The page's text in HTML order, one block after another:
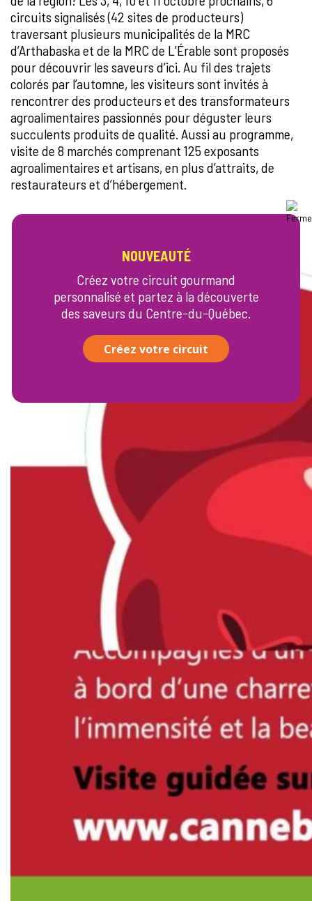
circuits signalisés (42 sites de producteurs)
traversant plusieurs municipalités de la MRC
d’Arthabaska et de la MRC de L’Érable sont proposés
pour découvrir les saveurs d’ici. Au fil des trajets
colorés par l’automne, les visiteurs sont invités à
rencontrer des producteurs et des transformateurs
agroalimentaires passionnés pour déguster leurs
succulents produits de qualité. Aussi au programme,
visite de 8 marchés comprenant 125 exposants
agroalimentaires et artisans, en plus d’attraits, de
restaurateurs et d’hébergement.
NOUVEAUTÉ
Créez votre circuit gourmand
personnalisé et partez à la découverte
des saveurs du Centre-du-Québec.
Créez votre circuit